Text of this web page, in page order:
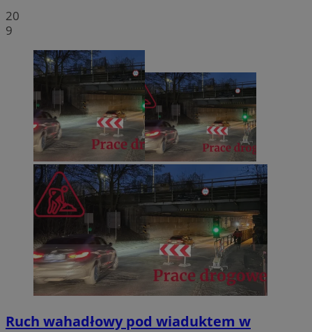
20
9
Ruch wahadłowy pod wiaduktem w